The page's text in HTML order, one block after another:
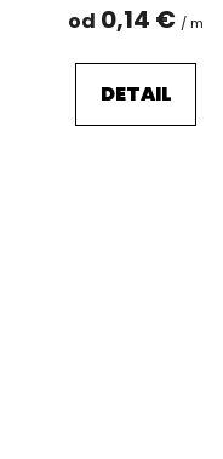
od 0,14 € / m
DETAIL